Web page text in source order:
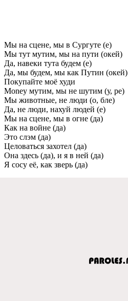
Мы на сцене, мы в Сургуте (е)
Мы тут мутим, мы на пути (окей)
Да, навеки тута будем (е)
Да, мы будем, мы как Путин (окей)
Покупайте моё худи
Money мутим, мы не шутим (у, ре)
Мы животные, не люди (о, бле)
Да, не люди, нахуй людей (е)
Мы на сцене, мы в огне (да)
Как на войне (да)
Это слэм (да)
Целоваться захотел (да)
Она здесь (да), и я в ней (да)
Я сосу её, как зверь (да)